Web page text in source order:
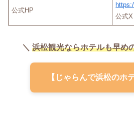
公式HP
公式X
＼ 浜松観光ならホテルも早め
【じゃらんで浜松のホ